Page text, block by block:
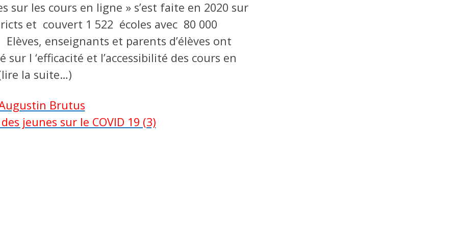
sur les cours en ligne » s’est faite en 2020 sur
et couvert 1 522 écoles avec 80 000
enseignants et parents d’élèves ont
l ‘efficacité et l’accessibilité des cours en
la suite…)
Brutus
jeunes sur le COVID 19 (3)